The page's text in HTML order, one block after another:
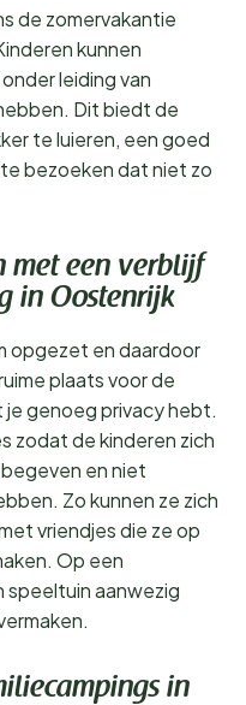
de zomervakantie
kunnen
leiding van
Dit biedt de
te luieren, een goed
bezoeken dat niet zo
met een verblijf
in Oostenrijk
opgezet en daardoor
plaats voor de
genoeg privacy hebt.
zodat de kinderen zich
en niet
Zo kunnen ze zich
vriendjes die ze op
Op een
speeltuin aanwezig
in